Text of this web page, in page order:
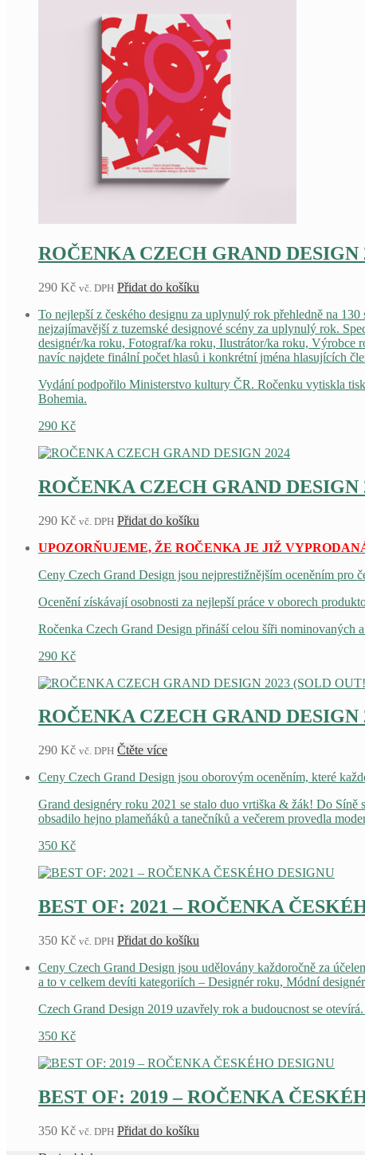
ROČENKA CZECH GRAND DESIGN
290 Kč vč. DPH Přidat do košíku
To nejlepší z českého designu za uplynulý rok přehledně na
nejzajímavější z tuzemské designové scény za uplynulý rok.
designér/ka roku, Fotograf/ka roku, Ilustrátor/ka roku, Výrobce
navíc najdete finální počet hlasů i konkrétní jména hlasujících
Vydání podpořilo Ministerstvo kultury ČR. Ročenku vytiskla
Bohemia.
290 Kč
ROČENKA CZECH GRAND DESIGN
290 Kč vč. DPH Přidat do košíku
UPOZORŇUJEME, ŽE ROČENKA JE JIŽ
Ceny Czech Grand Design jsou nejprestižnějším oceněním pro
Ocenění získávají osobnosti za nejlepší práce v oborech
Ročenka Czech Grand Design přináší celou šíři nominovaných
290 Kč
ROČENKA CZECH GRAND DESIGN
290 Kč vč. DPH Čtěte více
Ceny Czech Grand Design jsou oborovým oceněním, které
Grand designéry roku 2021 se stalo duo vrtiška & žák! Do
obsadilo hejno plameňáků a tanečníků a večerem provedla
350 Kč
BEST OF: 2021 – ROČENKA
350 Kč vč. DPH Přidat do košíku
Ceny Czech Grand Design jsou udělovány každoročně za
a to v celkem devíti kategoriích – Designér roku, Módní
Czech Grand Design 2019 uzavřely rok a budoucnost se
350 Kč
BEST OF: 2019 – ROČENKA
350 Kč vč. DPH Přidat do košíku